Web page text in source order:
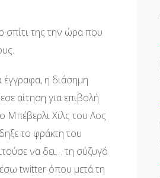
σπίτι της την ώρα που
έγγραφα, η διάσημη
αίτηση για επιβολή
Μπέβερλι Χιλς του Λος
το φράκτη του
να δει… τη σύζυγό
twitter όπου μετά τη